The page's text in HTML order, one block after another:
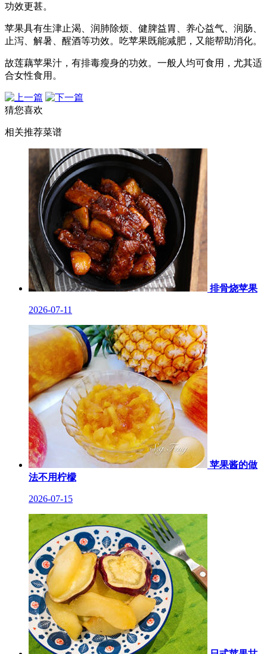
功效更甚。
苹果具有生津止渴、润肺除烦、健脾益胃、养心益气、润肠、
止泻、解暑、醒酒等功效。吃苹果既能减肥，又能帮助消化。
故莲藕苹果汁，有排毒瘦身的功效。一般人均可食用，尤其适
合女性食用。
猜您喜欢
相关推荐菜谱
排骨烧苹果
2026-07-11
苹果酱的做
法不用柠檬
2026-07-15